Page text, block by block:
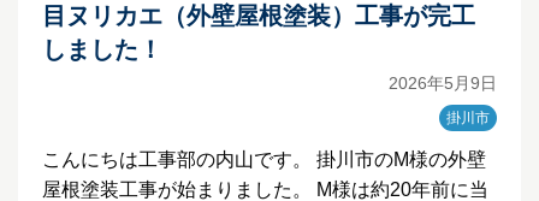
目ヌリカエ（外壁屋根塗装）工事が完工
しました！
2026年5月9日
掛川市
こんにちは工事部の内山です。 掛川市のM様の外壁
屋根塗装工事が始まりました。 M様は約20年前に当